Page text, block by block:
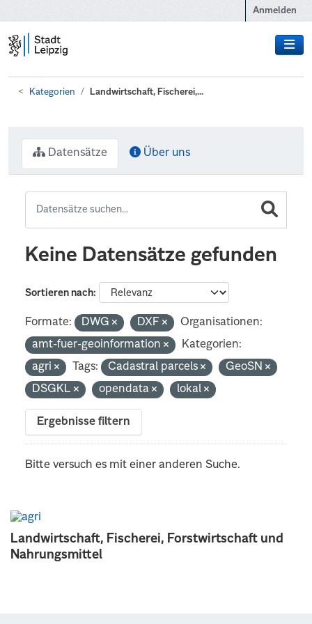
Anmelden
Kategorien Landwirtschaft, Fischerei,...
Landwirtschaft, Fischerei, Forstwirtschaft und
Nahrungsmittel
Datensätze Über uns
Keine Datensätze gefunden
Sortieren nach
Formate: DWG DXF
Organisationen:
amt-fuer-geoinformation
Kategorien:
agri
Tags: Cadastral parcels
GeoSN
DSGKL
opendata lokal
Ergebnisse filtern
Bitte versuch es mit einer anderen Suche.